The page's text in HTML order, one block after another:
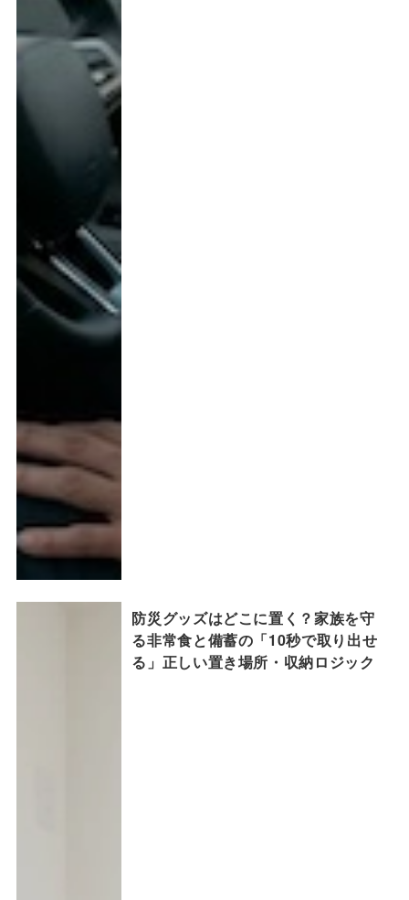
防災グッズはどこに置く？家族を守
る非常食と備蓄の「10秒で取り出せ
る」正しい置き場所・収納ロジック